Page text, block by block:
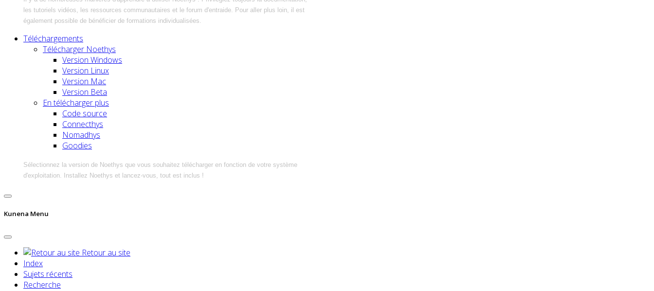
les tutoriels vidéos, les ressources communautaires et le forum d'entraide. Pour aller plus loin, il est
également possible de bénéficier de formations individualisées.
Téléchargements
Télécharger Noethys
Version Windows
Version Linux
Version Mac
Version Beta
En télécharger plus
Code source
Connecthys
Nomadhys
Goodies
Sélectionnez la version de Noethys que vous souhaitez télécharger en fonction de votre système
d'exploitation. Installez Noethys et lancez-vous, tout est inclus !
Kunena Menu
Retour au site
Index
Sujets récents
Recherche